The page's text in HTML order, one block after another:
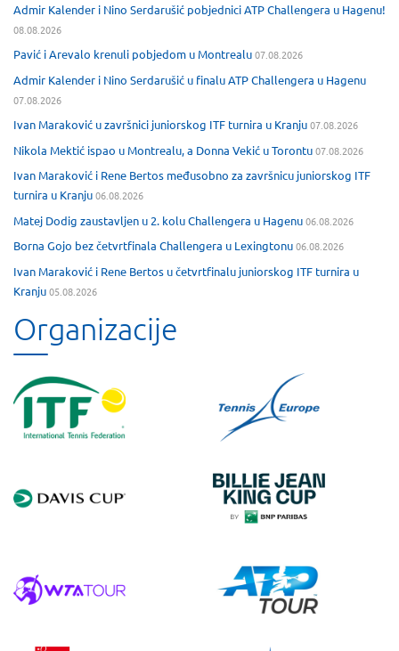
Admir Kalender i Nino Serdarušić pobjednici ATP Challengera u Hagenu!
08.08.2026
Pavić i Arevalo krenuli pobjedom u Montrealu07.08.2026
Admir Kalender i Nino Serdarušić u finalu ATP Challengera u Hagenu
07.08.2026
Ivan Maraković u završnici juniorskog ITF turnira u Kranju07.08.2026
Nikola Mektić ispao u Montrealu, a Donna Vekić u Torontu07.08.2026
Ivan Maraković i Rene Bertos međusobno za završnicu juniorskog ITF
turnira u Kranju06.08.2026
Matej Dodig zaustavljen u 2. kolu Challengera u Hagenu06.08.2026
Borna Gojo bez četvrtfinala Challengera u Lexingtonu06.08.2026
Ivan Maraković i Rene Bertos u četvrtfinalu juniorskog ITF turnira u
Kranju05.08.2026
Organizacije